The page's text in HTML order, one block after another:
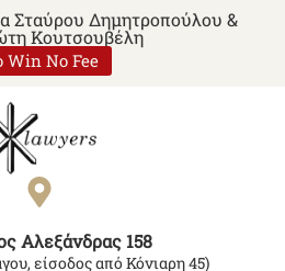
Σταύρου Δημητροπούλου &
Κουτσουβέλη
Win No Fee
Αλεξάνδρας 158
είσοδος από Κόνιαρη 45)